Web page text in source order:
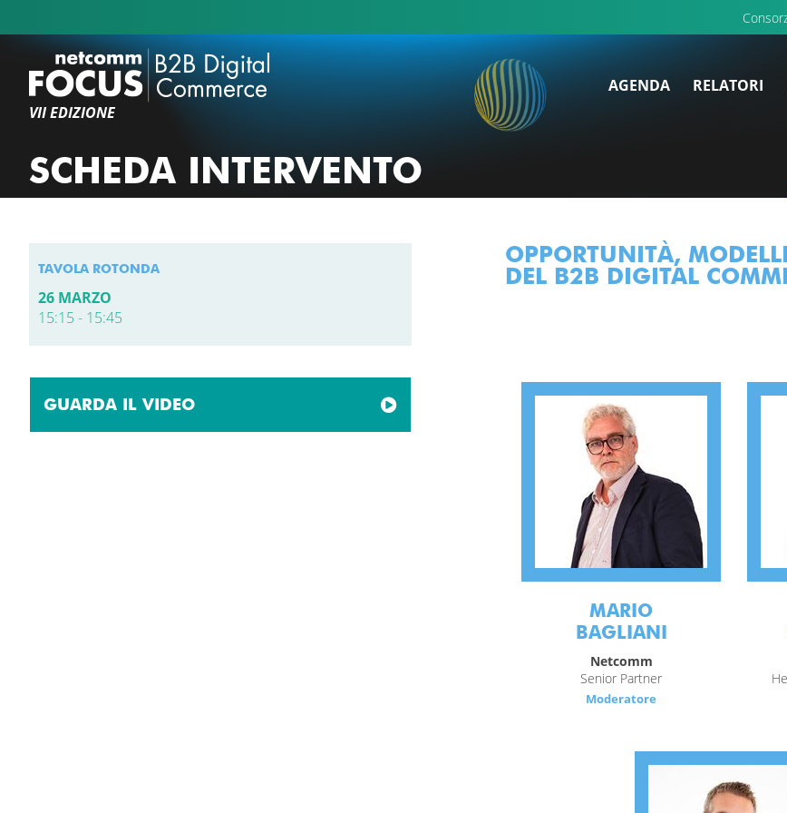
VII EDIZIONE
AGENDA RELATORI
SCHEDA INTERVENTO
TAVOLA ROTONDA
26 MARZO
15:15 - 15:45
GUARDA IL VIDEO
OPPORTUNITÀ,
DEL B2B DIGITAL
MARIO
BAGLIANI
Netcomm
Senior Partner
Moderatore